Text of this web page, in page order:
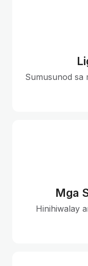
Sumusunod sa
Mga
Hinihiwalay